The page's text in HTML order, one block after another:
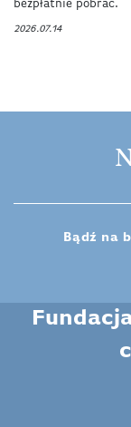
bezpłatnie pobrać.
2026.07.14
Bądź na